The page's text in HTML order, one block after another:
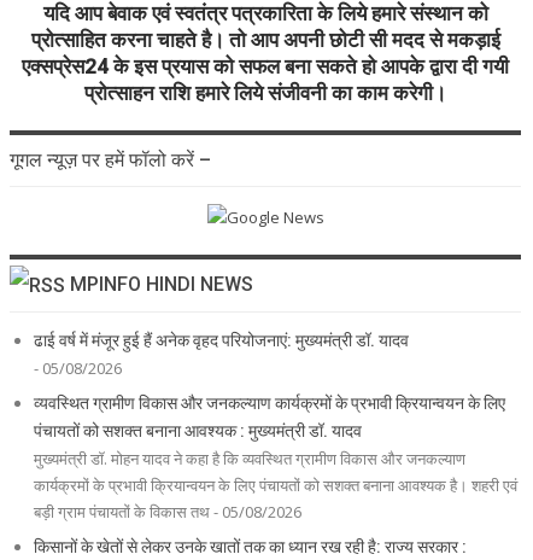
यदि आप बेवाक एवं स्वतंत्र पत्रकारिता के लिये हमारे संस्थान को
प्रोत्साहित करना चाहते है। तो आप अपनी छोटी सी मदद से मकड़ाई
एक्सप्रेस24 के इस प्रयास को सफल बना सकते हो आपके द्वारा दी गयी
प्रोत्साहन राशि हमारे लिये संजीवनी का काम करेगी।
गूगल न्यूज़ पर हमें फॉलो करें –
MPINFO HINDI NEWS
ढाई वर्ष में मंजूर हुई हैं अनेक वृहद परियोजनाएं: मुख्यमंत्री डॉ. यादव
- 05/08/2026
व्यवस्थित ग्रामीण विकास और जनकल्याण कार्यक्रमों के प्रभावी क्रियान्वयन के लिए
पंचायतों को सशक्त बनाना आवश्यक : मुख्यमंत्री डॉ. यादव
मुख्यमंत्री डॉ. मोहन यादव ने कहा है कि व्यवस्थित ग्रामीण विकास और जनकल्याण
कार्यक्रमों के प्रभावी क्रियान्वयन के लिए पंचायतों को सशक्त बनाना आवश्यक है। शहरी एवं
बड़ी ग्राम पंचायतों के विकास तथ - 05/08/2026
किसानों के खेतों से लेकर उनके खातों तक का ध्यान रख रही है: राज्य सरकार :